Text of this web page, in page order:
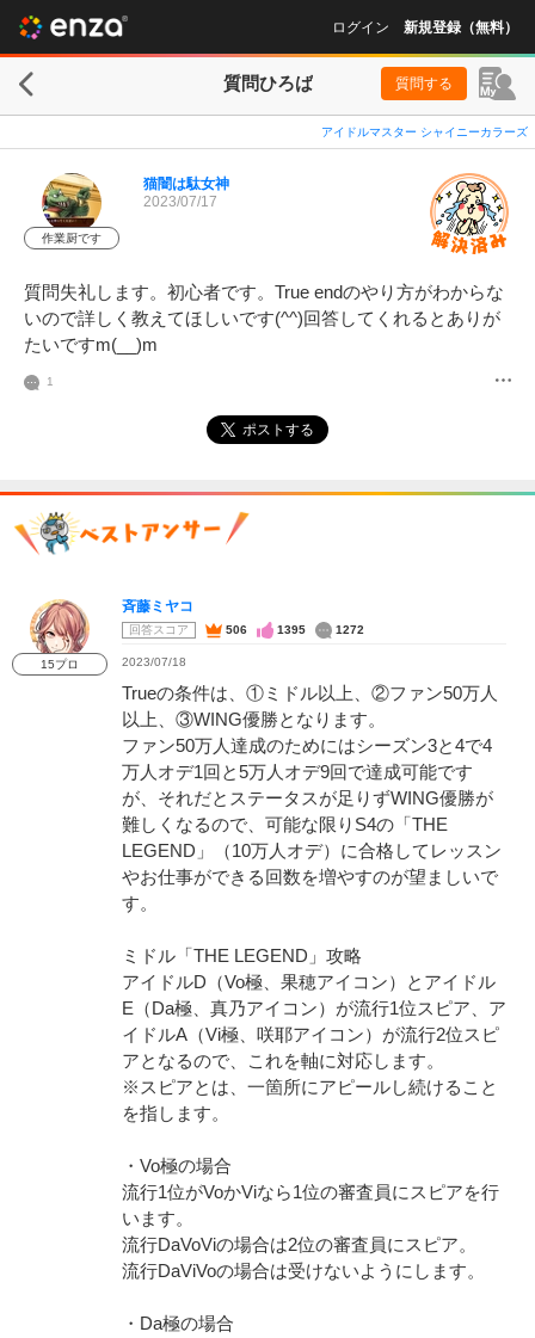
ログイン 新規登録（無料）
質問ひろば 質問する
アイドルマスター シャイニーカラーズ
作業厨です
猫闇は駄女神
2023/07/17
質問失礼します。初心者です。True endのやり方がわからな
いので詳しく教えてほしいです(^^)回答してくれるとありが
たいですm(__)m
1
ポストする
15プロ
斉藤ミヤコ
回答スコア 506 1395 1272
2023/07/18
Trueの条件は、①ミドル以上、②ファン50万人
以上、③WING優勝となります。
ファン50万人達成のためにはシーズン3と4で4
万人オデ1回と5万人オデ9回で達成可能です
が、それだとステータスが足りずWING優勝が
難しくなるので、可能な限りS4の「THE
LEGEND」（10万人オデ）に合格してレッスン
やお仕事ができる回数を増やすのが望ましいで
す。
ミドル「THE LEGEND」攻略
アイドルD（Vo極、果穂アイコン）とアイドル
E（Da極、真乃アイコン）が流行1位スピア、ア
イドルA（Vi極、咲耶アイコン）が流行2位スピ
アとなるので、これを軸に対応します。
※スピアとは、一箇所にアピールし続けること
を指します。
・Vo極の場合
流行1位がVoかViなら1位の審査員にスピアを行
います。
流行DaVoViの場合は2位の審査員にスピア。
流行DaViVoの場合は受けないようにします。
・Da極の場合